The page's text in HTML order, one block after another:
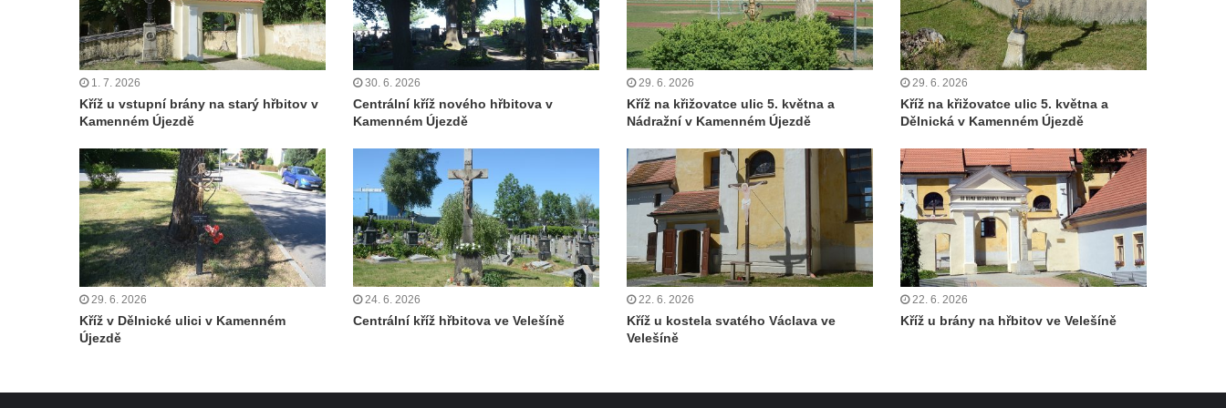
Boží muka svatého Floriána v Mezné
Neugebauerův kříž východně od Sloupu v
Čechách
Kříž u kostela Zvěstování Panny Marie v
Duchcově
Údajný kříž před kostelem svatých Petra a
Pavla v Jeníkově
Kříž na návsi v Jeníkově
Kříž na křižovatce v Teplické ulici v Lahošti
Kříž U Pěti lip na pastvině severovýchodně
od Mikulášovic
1. 7. 2026
Kříž u vstupní brány na starý hřbitov v
Kamenném Újezdě
30. 6. 2026
Centrální kříž nového hřbitova v
Kamenném Újezdě
29. 6. 2026
Kříž na křižovatce ulic 5. května a
Nádražní v Kamenném Újezdě
29. 6. 2026
Kříž na křižovatce ulic 5. května a
Dělnická v Kamenném Újezdě
29. 6. 2026
Kříž v Dělnické ulici v Kamenném
Újezdě
24. 6. 2026
Centrální kříž hřbitova ve Velešíně
22. 6. 2026
Kříž u kostela svatého Václava ve
Velešíně
22. 6. 2026
Kříž u brány na hřbitov ve Velešíně